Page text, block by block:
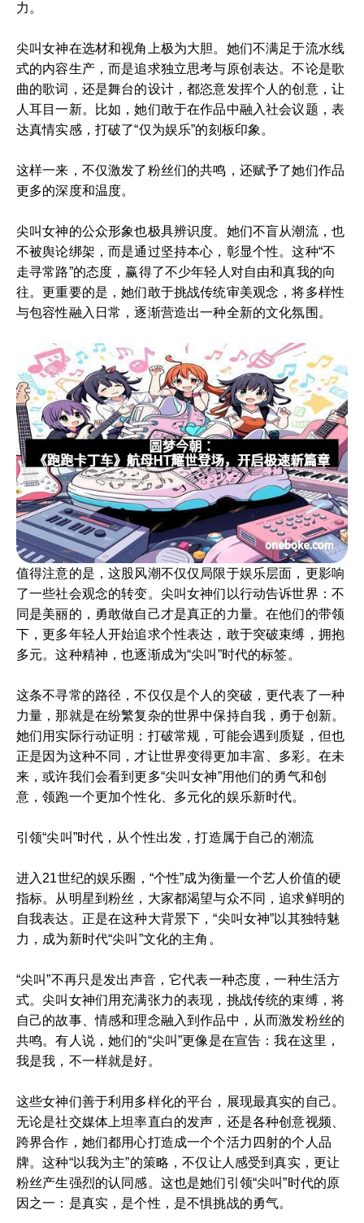
力。
尖叫女神在选材和视角上极为大胆。她们不满足于流水线
式的内容生产，而是追求独立思考与原创表达。不论是歌
曲的歌词，还是舞台的设计，都恣意发挥个人的创意，让
人耳目一新。比如，她们敢于在作品中融入社会议题，表
达真情实感，打破了“仅为娱乐”的刻板印象。
这样一来，不仅激发了粉丝们的共鸣，还赋予了她们作品
更多的深度和温度。
尖叫女神的公众形象也极具辨识度。她们不盲从潮流，也
不被舆论绑架，而是通过坚持本心，彰显个性。这种“不
走寻常路”的态度，赢得了不少年轻人对自由和真我的向
往。更重要的是，她们敢于挑战传统审美观念，将多样性
与包容性融入日常，逐渐营造出一种全新的文化氛围。
值得注意的是，这股风潮不仅仅局限于娱乐层面，更影响
了一些社会观念的转变。尖叫女神们以行动告诉世界：不
同是美丽的，勇敢做自己才是真正的力量。在他们的带领
下，更多年轻人开始追求个性表达，敢于突破束缚，拥抱
多元。这种精神，也逐渐成为“尖叫”时代的标签。
这条不寻常的路径，不仅仅是个人的突破，更代表了一种
力量，那就是在纷繁复杂的世界中保持自我，勇于创新。
她们用实际行动证明：打破常规，可能会遇到质疑，但也
正是因为这种不同，才让世界变得更加丰富、多彩。在未
来，或许我们会看到更多“尖叫女神”用他们的勇气和创
意，领跑一个更加个性化、多元化的娱乐新时代。
引领“尖叫”时代，从个性出发，打造属于自己的潮流
进入21世纪的娱乐圈，“个性”成为衡量一个艺人价值的硬
指标。从明星到粉丝，大家都渴望与众不同，追求鲜明的
自我表达。正是在这种大背景下，“尖叫女神”以其独特魅
力，成为新时代“尖叫”文化的主角。
“尖叫”不再只是发出声音，它代表一种态度，一种生活方
式。尖叫女神们用充满张力的表现，挑战传统的束缚，将
自己的故事、情感和理念融入到作品中，从而激发粉丝的
共鸣。有人说，她们的“尖叫”更像是在宣告：我在这里，
我是我，不一样就是好。
这些女神们善于利用多样化的平台，展现最真实的自己。
无论是社交媒体上坦率直白的发声，还是各种创意视频、
跨界合作，她们都用心打造成一个个活力四射的个人品
牌。这种“以我为主”的策略，不仅让人感受到真实，更让
粉丝产生强烈的认同感。这也是她们引领“尖叫”时代的原
因之一：是真实，是个性，是不惧挑战的勇气。